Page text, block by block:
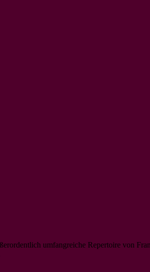
umfangreiche Repertoire von